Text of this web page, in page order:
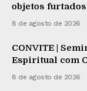
objetos
8 de agosto de 2026
CONVITE |
Espiritual com
8 de agosto de 2026